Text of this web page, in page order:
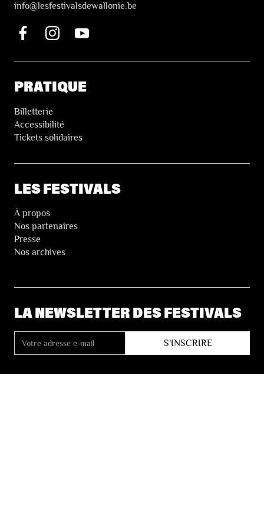
info@lesfestivalsdewallonie.be
PRATIQUE
Billetterie
Accessibilité
Tickets solidaires
LES FESTIVALS
À propos
Nos partenaires
Presse
Nos archives
LA NEWSLETTER DES FESTIVALS